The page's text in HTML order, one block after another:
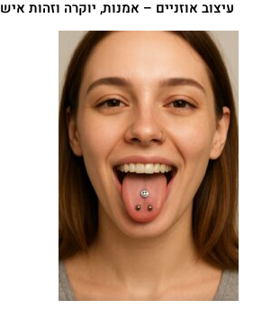
עיצוב אוזניים – אמנות, יוקרה וזהות אישית